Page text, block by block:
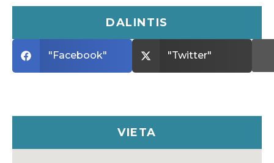
DALINTIS
"Facebook" "Twitter"
VIETA